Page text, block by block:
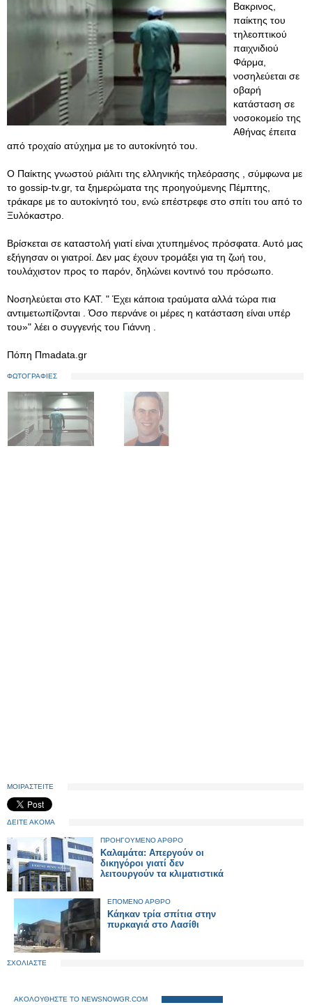
Βακρινος,
παίκτης του
τηλεοπτικού
παιχνιδιού
Φάρμα,
νοσηλεύεται σε
οβαρή
κατάσταση σε
νοσοκομείο της
Αθήνας έπειτα
από τροχαίο ατύχημα με το αυτοκίνητό του.
Ο Παίκτης γνωστού ριάλιτι της ελληνικής τηλεόρασης , σύμφωνα με
το gossip-tv.gr, τα ξημερώματα της προηγούμενης Πέμπτης,
τράκαρε με το αυτοκίνητό του, ενώ επέστρεφε στο σπίτι του από το
Ξυλόκαστρο.
Βρίσκεται σε καταστολή γιατί είναι χτυπημένος πρόσφατα. Αυτό μας
εξήγησαν οι γιατροί. Δεν μας έχουν τρομάξει για τη ζωή του,
τουλάχιστον προς το παρόν, δηλώνει κοντινό του πρόσωπο.
Νοσηλεύεται στο ΚΑΤ. " Έχει κάποια τραύματα αλλά τώρα πια
αντιμετωπίζονται . Όσο περνάνε οι μέρες η κατάσταση είναι υπέρ
του»" λέει ο συγγενής του Γιάννη .
Πόπη Πmadata.gr
ΦΩΤΟΓΡΑΦΙΕΣ
ΜΟΙΡΑΣΤΕΙΤΕ
ΔΕΙΤΕ ΑΚΟΜΑ
ΠΡΟΗΓΟΥΜΕΝΟ ΑΡΘΡΟ
Καλαμάτα: Απεργούν οι
δικηγόροι γιατί δεν
λειτουργούν τα κλιματιστικά
ΕΠΟΜΕΝΟ ΑΡΘΡΟ
Κάηκαν τρία σπίτια στην
πυρκαγιά στο Λασίθι
ΣΧΟΛΙΑΣΤΕ
ΑΚΟΛΟΥΘΗΣΤΕ ΤΟ NEWSNOWGR.COM